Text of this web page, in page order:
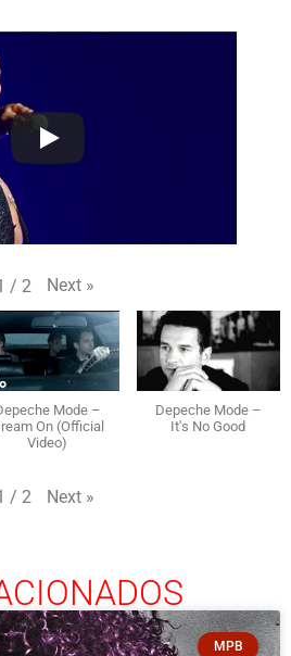
/ 2 Next »
Mode –
On (Official
Video)
Depeche Mode –
It's No Good
/ 2 Next »
MPB